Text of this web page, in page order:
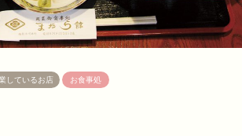
しているお店 お食事処